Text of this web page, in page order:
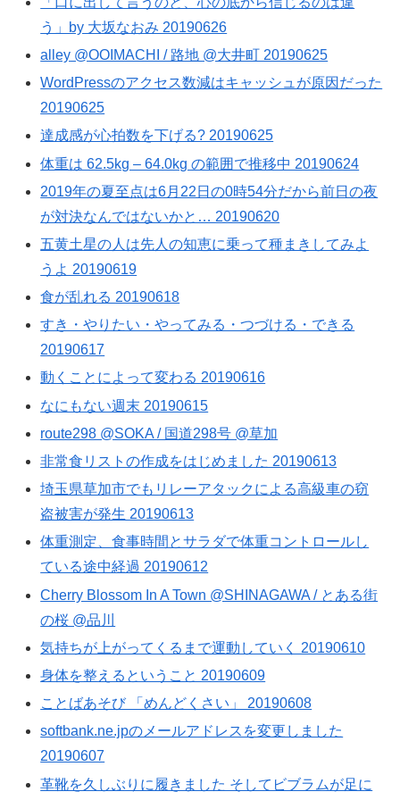
う」by 大坂なおみ 20190626
alley @OOIMACHI / 路地 @大井町 20190625
WordPressのアクセス数減はキャッシュが原因だった
20190625
達成感が心拍数を下げる? 20190625
体重は 62.5kg – 64.0kg の範囲で推移中 20190624
2019年の夏至点は6月22日の0時54分だから前日の夜
が対決なんではないかと… 20190620
五黄土星の人は先人の知恵に乗って種まきしてみよ
うよ 20190619
食が乱れる 20190618
すき・やりたい・やってみる・つづける・できる
20190617
動くことによって変わる 20190616
なにもない週末 20190615
route298 @SOKA / 国道298号 @草加
非常食リストの作成をはじめました 20190613
埼玉県草加市でもリレーアタックによる高級車の窃
盗被害が発生 20190613
体重測定、食事時間とサラダで体重コントロールし
ている途中経過 20190612
Cherry Blossom In A Town @SHINAGAWA / とある街
の桜 @品川
気持ちが上がってくるまで運動していく 20190610
身体を整えるということ 20190609
ことばあそび 「めんどくさい」 20190608
softbank.ne.jpのメールアドレスを変更しました
20190607
革靴を久しぶりに履きました そしてビブラムが足に